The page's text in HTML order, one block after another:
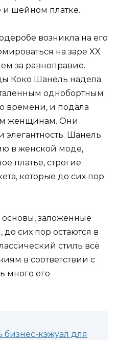
и шейном платке.
возникла на его
на заре XX
за равноправие.
Коко Шанель надела
однобортным
времени, и подала
женщинам. Они
элегантность. Шанель
в женской моде,
платье, строгие
которые до сих пор
заложенные
сих пор остаются в
стиль всё
в соответствии с
много его
бизнес-кэжуал для